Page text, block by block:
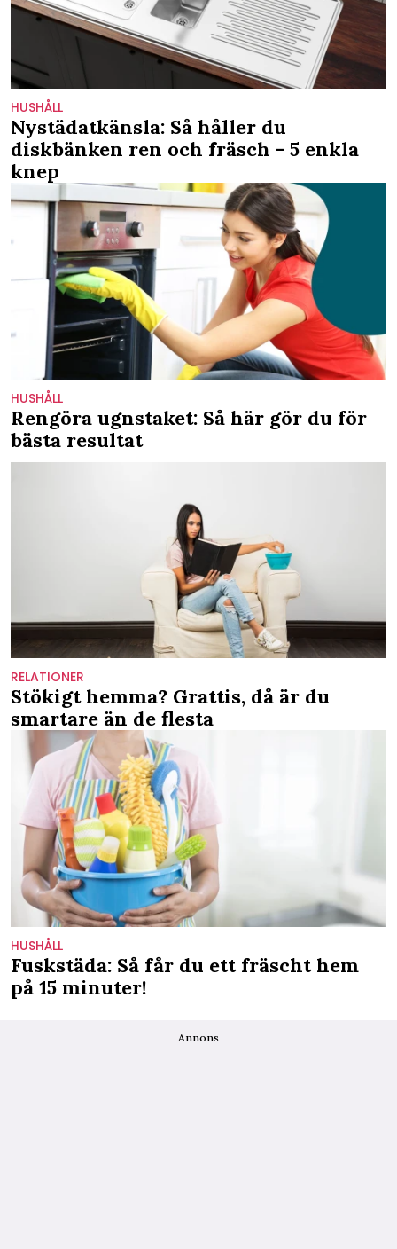
HUSHÅLL
Nystädatkänsla: Så håller du
diskbänken ren och fräsch - 5 enkla
knep
HUSHÅLL
Rengöra ugnstaket: Så här gör du för
bästa resultat
RELATIONER
Stökigt hemma? Grattis, då är du
smartare än de flesta
HUSHÅLL
Fuskstäda: Så får du ett fräscht hem
på 15 minuter!
Annons